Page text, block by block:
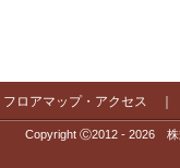
フロアマップ・アクセス
Copyright Ⓒ2012 - 2026 株